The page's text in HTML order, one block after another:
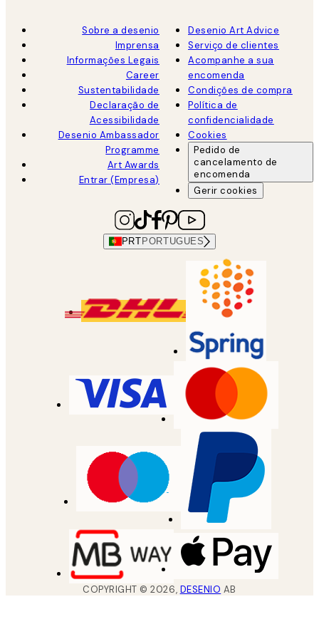
Sobre a desenio
Imprensa
Informações Legais
Career
Sustentabilidade
Declaração de
Acessibilidade
Desenio Ambassador
Programme
Art Awards
Entrar (Empresa)
Desenio Art Advice
Serviço de clientes
Acompanhe a sua
encomenda
Condições de compra
Política de
confidencialidade
Cookies
Pedido de
cancelamento de
encomenda
Gerir cookies
PRT PORTUGUES
COPYRIGHT ©2026, DESENIO AB